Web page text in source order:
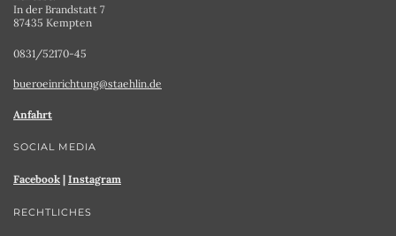
In der Brandstatt 7
87435 Kempten
0831/52170-45
bueroeinrichtung@staehlin.de
Anfahrt
SOCIAL MEDIA
Facebook | Instagram
RECHTLICHES